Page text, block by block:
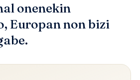
onenekin
Europan non bizi